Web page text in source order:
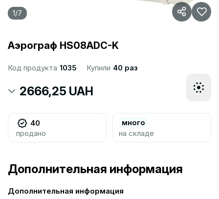
1/7
Аэрограф HS08ADC-K
Код продукта 1035 Купили 40 раз
2666,25 UAH
40
продано
много
на складе
Дополнительная информация
Дополнительная информация